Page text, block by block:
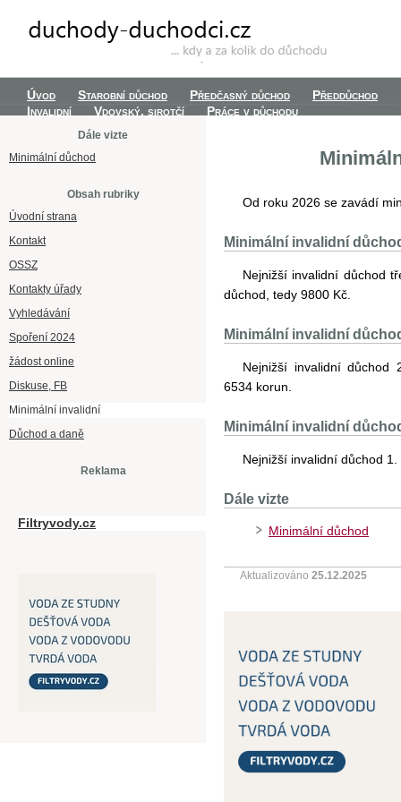
Úvod Starobní důchod Předčasný důchod
Předdůchod
Invalidní
Vdovský, sirotčí Práce v důchodu
Dále vizte
Minimální důchod
Obsah rubriky
Úvodní strana
Kontakt
OSSZ
Kontakty úřady
Vyhledávání
Spoření 2024
žádost online
Diskuse, FB
Minimální invalidní
Důchod a daně
Reklama
Filtryvody.cz
Od roku 2026 se zavádí
Minimální invalidní
Nejnižší invalidní důchod
důchod, tedy 9800 Kč.
Minimální invalidní
Nejnižší invalidní
6534 korun.
Minimální invalidní
Nejnižší invalidní důchod
Dále vizte
Minimální důchod
Aktualizováno 25.12.2025